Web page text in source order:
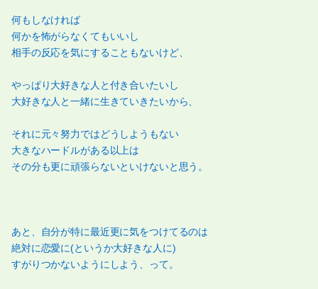
何もしなければ
何かを怖がらなくてもいいし
相手の反応を気にすることもないけど、
やっぱり大好きな人と付き合いたいし
大好きな人と一緒に生きていきたいから、
それに元々努力ではどうしようもない
大きなハードルがある以上は
その分も更に頑張らないといけないと思う。
あと、自分が特に最近更に気をつけてるのは
絶対に恋愛に(というか大好きな人に)
すがりつかないようにしよう、って。